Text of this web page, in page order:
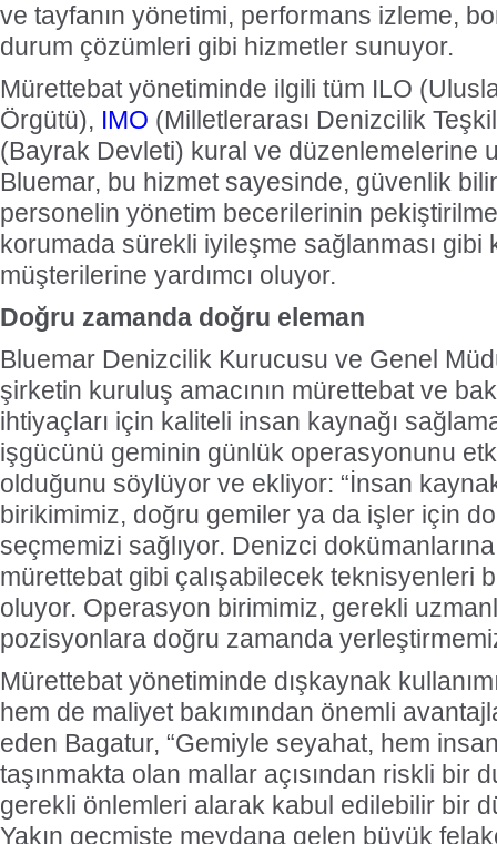
ve tayfanın yönetimi, performans izleme,
durum çözümleri gibi hizmetler sunuyor.
Mürettebat yönetiminde ilgili tüm ILO
Örgütü), IMO (Milletlerarası Denizcilik
(Bayrak Devleti) kural ve düzenlemelerine
Bluemar, bu hizmet sayesinde, güvenlik
personelin yönetim becerilerinin
korumada sürekli iyileşme sağlanması gibi
müşterilerine yardımcı oluyor.
Doğru zamanda doğru eleman
Bluemar Denizcilik Kurucusu ve Genel
şirketin kuruluş amacının mürettebat ve
ihtiyaçları için kaliteli insan kaynağı
işgücünü geminin günlük operasyonunu
olduğunu söylüyor ve ekliyor: “İnsan
birikimimiz, doğru gemiler ya da işler için
seçmemizi sağlıyor. Denizci
mürettebat gibi çalışabilecek teknisyenleri
oluyor. Operasyon birimimiz, gerekli
pozisyonlara doğru zamanda
Mürettebat yönetiminde dışkaynak
hem de maliyet bakımından önemli
eden Bagatur, “Gemiyle seyahat, hem
taşınmakta olan mallar açısından riskli bir
gerekli önlemleri alarak kabul edilebilir bir
Yakın geçmişte meydana gelen büyük